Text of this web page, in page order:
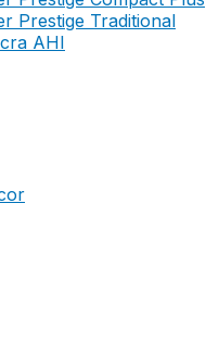
Prestige Traditional
AHI